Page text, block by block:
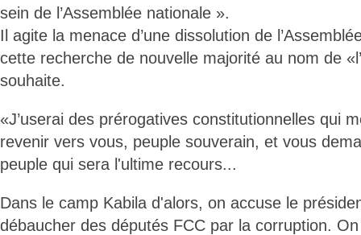
sein de l’Assemblée nationale ».
Il agite la menace d’une dissolution de
cette recherche de nouvelle majorité au nom de
souhaite.
«J’userai des prérogatives constitutionnelles qui
revenir vers vous, peuple souverain, et vous
peuple qui sera l'ultime recours...
Dans le camp Kabila d'alors, on accuse le
débaucher des députés FCC par la corruption.